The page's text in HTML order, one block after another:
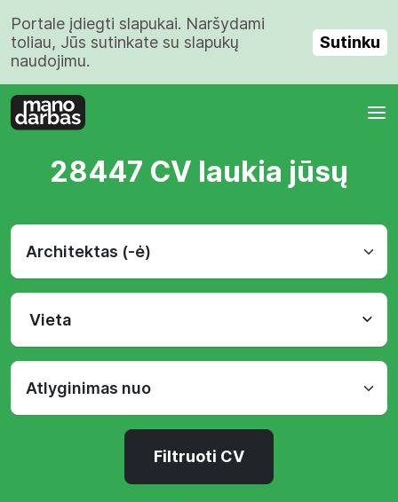
Portale įdiegti slapukai. Naršydami
toliau, Jūs sutinkate su slapukų
naudojimu.
Sutinku
28447 CV laukia jūsų
Vieta
Filtruoti CV